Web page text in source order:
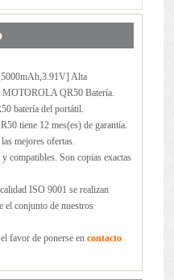
Alta
MOTOROLA QR50 Batería.
batería del portátil.
tiene 12 mes(es) de garantía.
mejores ofertas.
compatibles. Son copias exactas
ISO 9001 se realizan
el conjunto de nuestros
favor de ponerse en contacto